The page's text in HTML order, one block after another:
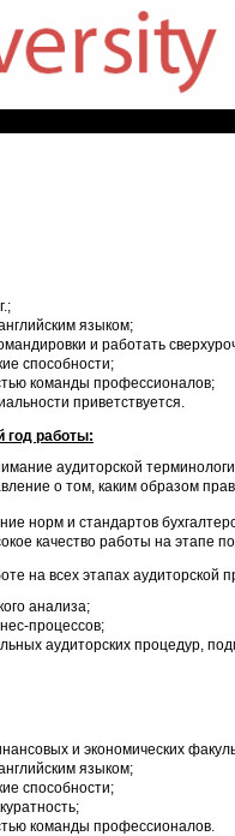
языком;
и работать
способности;
команды профессионалов;
приветствуется.
год работы:
аудиторской
о том, каким образом
норм и стандартов
качество работы на этапе
на всех этапах аудиторской
анализа;
процессов;
аудиторских процедур,
и экономических
языком;
способности;
команды профессионалов.